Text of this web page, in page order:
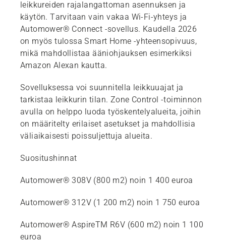
leikkureiden rajalangattoman asennuksen ja
käytön. Tarvitaan vain vakaa Wi-Fi-yhteys ja
Automower® Connect -sovellus. Kaudella 2026
on myös tulossa Smart Home -yhteensopivuus,
mikä mahdollistaa ääniohjauksen esimerkiksi
Amazon Alexan kautta.
Sovelluksessa voi suunnitella leikkuuajat ja
tarkistaa leikkurin tilan. Zone Control -toiminnon
avulla on helppo luoda työskentelyalueita, joihin
on määritelty erilaiset asetukset ja mahdollisia
väliaikaisesti poissuljettuja alueita.
Suositushinnat
Automower® 308V (800 m2) noin 1 400 euroa
Automower® 312V (1 200 m2) noin 1 750 euroa
Automower® AspireTM R6V (600 m2) noin 1 100
euroa